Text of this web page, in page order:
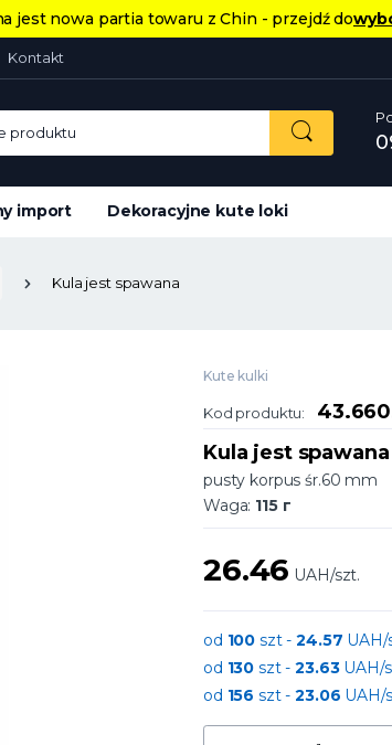
jest nowa partia towaru z Chin - przejdź do
Kontakt
import Dekoracyjne kute loki
Kula jest spawana
Kute kulki
Kod produktu:
Kula jest spawana
pusty korpus śr.60 mm
Waga: 115 г
26.46 UAH/szt.
od 100 szt -24.57 UAH/
od 130 szt -23.63UAH/
od 156 szt -23.06 UAH/